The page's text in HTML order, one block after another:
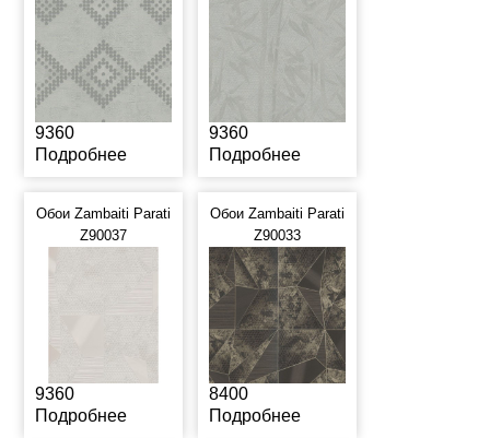
9360
Подробнее
9360
Подробнее
Обои Zambaiti Parati
Z90037
9360
Подробнее
Обои Zambaiti Parati
Z90033
8400
Подробнее